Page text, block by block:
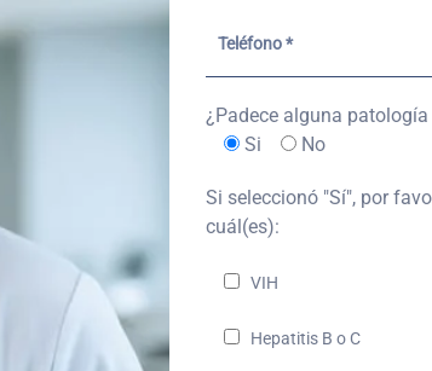
¿Padece alguna
Si
No
Si seleccionó "Sí", por
cuál(es):
VIH
Hepatitis B o C